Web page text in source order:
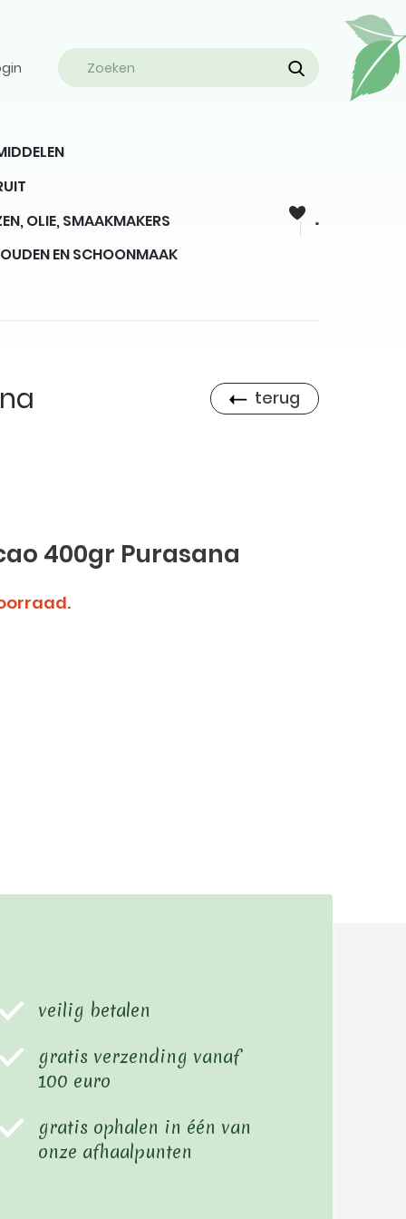
OLIE, SMAAKMAKERS
EN SCHOONMAAK
terug
400gr Purasana
veilig betalen
gratis verzending vanaf
100 euro
gratis ophalen in één van
onze afhaalpunten